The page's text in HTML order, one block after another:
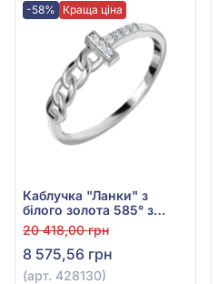
-58% Краща ціна
Каблучка "Ланки" з
білого золота 585° з
фіанітом/куб.цирконієм,
арт. 428130
20 418,00 грн
8 575,56 грн
(арт. 428130)